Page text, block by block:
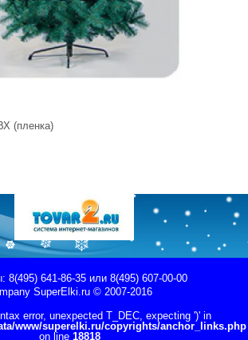
(пленка)
8(495) 641-86-35 или 8(495) 607-00-00
SuperElki.ru © 2007-2016
error, unexpected T_DEC, expecting ')' in
www/superelki.ru/copyrights/anchor_links.php
on line 18818